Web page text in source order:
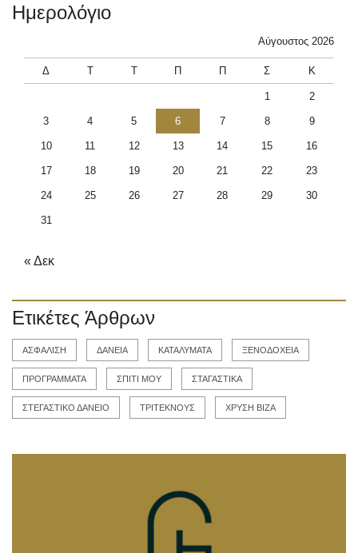
Ημερολόγιο
Αύγουστος 2026
Δ Τ Τ Π Π Σ Κ
1 2
3 4 5 6 7 8 9
10 11 12 13 14 15 16
17 18 19 20 21 22 23
24 25 26 27 28 29 30
31
« Δεκ
Ετικέτες Άρθρων
ΑΣΦΑΛΙΣΗ ΔΑΝΕΙΑ ΚΑΤΑΛΥΜΑΤΑ ΞΕΝΟΔΟΧΕΙΑ
ΠΡΟΓΡΑΜΜΑΤΑ ΣΠΙΤΙ ΜΟΥ ΣΤΑΓΑΣΤΙΚΑ
ΣΤΕΓΑΣΤΙΚΟ ΔΑΝΕΙΟ ΤΡΙΤΕΚΝΟΥΣ ΧΡΥΣΗ ΒΙΖΑ